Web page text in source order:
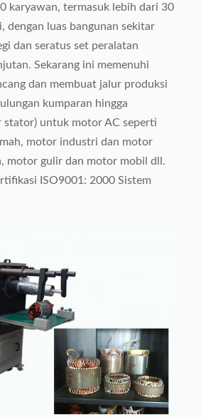
karyawan, termasuk lebih dari 30
dengan luas bangunan sekitar
dan seratus set peralatan
Sekarang ini memenuhi
dan membuat jalur produksi
kumparan hingga
stator) untuk motor AC seperti
motor industri dan motor
motor gulir dan motor mobil dll.
ISO9001: 2000 Sistem